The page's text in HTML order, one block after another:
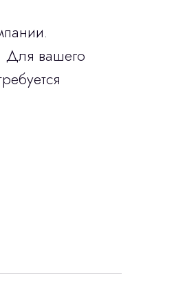
Для вашего